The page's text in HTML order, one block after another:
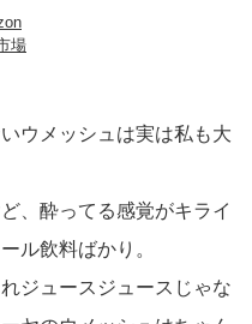
場
ウメッシュは実は私も大
、酔ってる感覚がキライ
ル飲料ばかり。
ジュースジュースじゃな